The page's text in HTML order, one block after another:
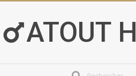
content ATOUT